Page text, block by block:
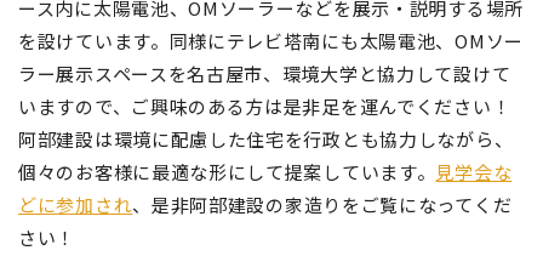
ース内に太陽電池、OMソーラーなどを展示・説明する場所
を設けています。同様にテレビ塔南にも太陽電池、OMソー
ラー展示スペースを名古屋市、環境大学と協力して設けて
いますので、ご興味のある方は是非足を運んでください！
阿部建設は環境に配慮した住宅を行政とも協力しながら、
個々のお客様に最適な形にして提案しています。 見学会な
どに参加され、是非阿部建設の家造りをご覧になってくだ
さい！